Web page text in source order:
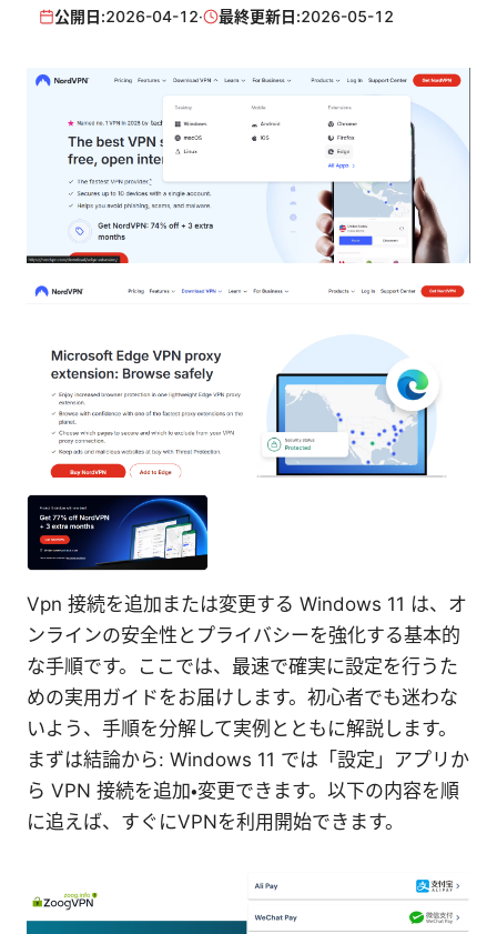
公開日:2026-04-12· 最終更新日:2026-05-12
Vpn 接続を追加または変更する Windows 11 は、オ
ンラインの安全性とプライバシーを強化する基本的
な手順です。ここでは、最速で確実に設定を行うた
めの実用ガイドをお届けします。初心者でも迷わな
いよう、手順を分解して実例とともに解説します。
まずは結論から: Windows 11 では「設定」アプリか
ら VPN 接続を追加・変更できます。以下の内容を順
に追えば、すぐにVPNを利用開始できます。